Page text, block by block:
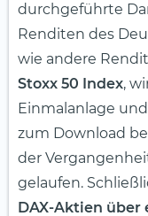
durchgeführte
Renditen des
wie andere
Stoxx 50 Index,
Einmalanlage
zum Download
der
gelaufen.
DAX-Aktien über